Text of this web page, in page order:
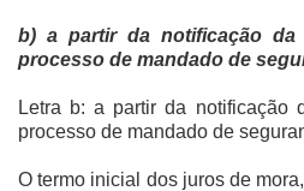
b) a partir da notificação da
processo de mandado de
Letra b: a partir da notificação
processo de mandado de
O termo inicial dos juros de